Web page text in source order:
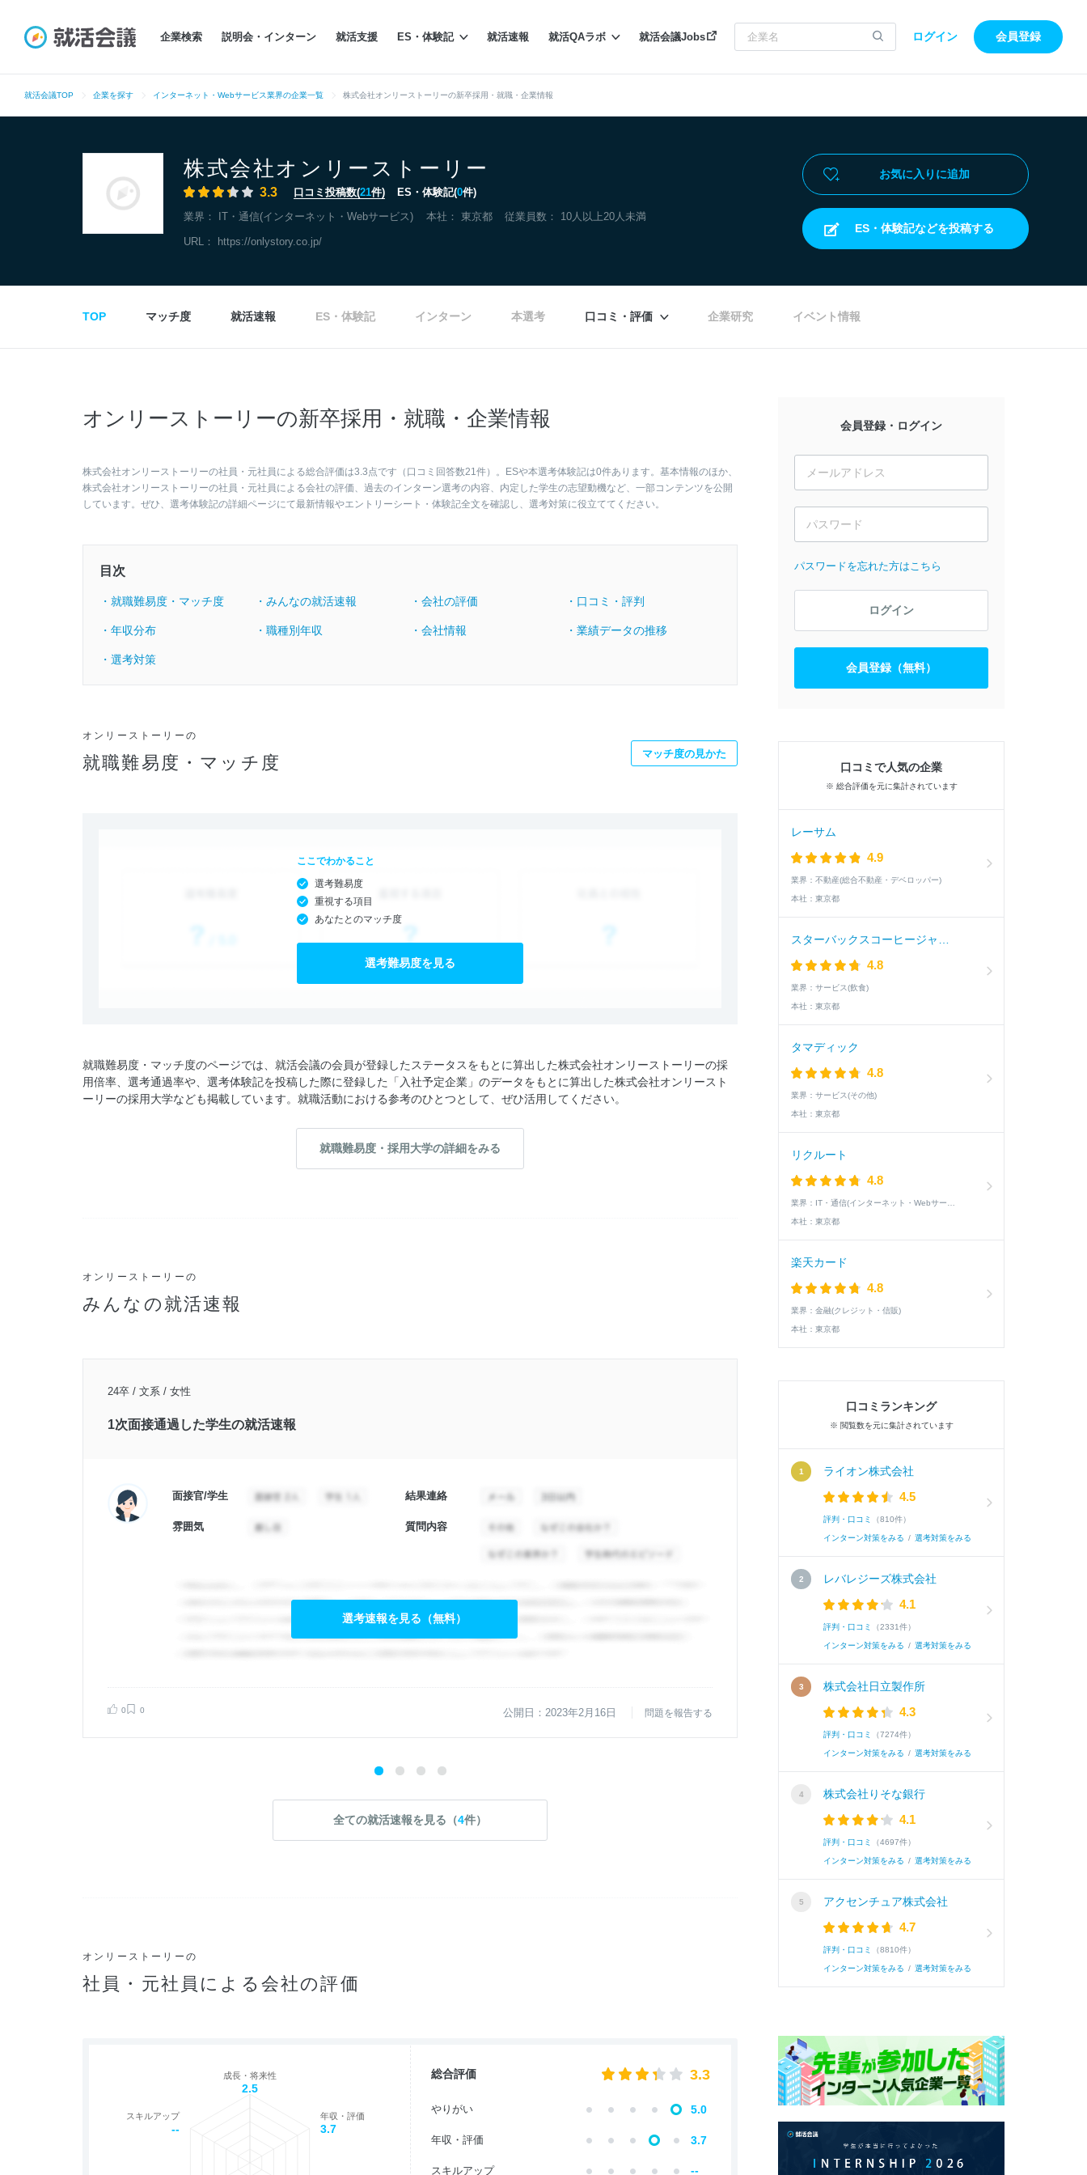
企業検索 説明会・インターン 就活支援 ES・体験記 就活速報 就活QAラボ 就活会議Jobs ログイン 会員登録
就活会議TOP 企業を探す インターネット・Webサービス業界の企業一覧 株式会社オンリーストーリーの新卒採用・就職・企業情報
株式会社オンリーストーリー
3.3 口コミ投稿数(21件) ES・体験記(0件)
業界： IT・通信(インターネット・Webサービス) 本社： 東京都 従業員数： 10人以上20人未満
URL： https://onlystory.co.jp/
お気に入りに追加
ES・体験記などを投稿する
TOP マッチ度 就活速報 ES・体験記 インターン 本選考 口コミ・評価 企業研究 イベント情報
オンリーストーリーの新卒採用・就職・企業情報
株式会社オンリーストーリーの社員・元社員による総合評価は3.3点です（口コミ回答数21件）。ESや本選考体験記は0件あります。基本情報のほか、
株式会社オンリーストーリーの社員・元社員による会社の評価、過去のインターン選考の内容、内定した学生の志望動機など、一部コンテンツを公開
しています。ぜひ、選考体験記の詳細ページにて最新情報やエントリーシート・体験記全文を確認し、選考対策に役立ててください。
目次
・就職難易度・マッチ度 ・みんなの就活速報 ・会社の評価 ・口コミ・評判
・年収分布 ・職種別年収 ・会社情報 ・業績データの推移
・選考対策
オンリーストーリーの
就職難易度・マッチ度 マッチ度の見かた
ここでわかること
選考難易度
重視する項目
あなたとのマッチ度
選考難易度を見る
就職難易度・マッチ度のページでは、就活会議の会員が登録したステータスをもとに算出した株式会社オンリーストーリーの採
用倍率、選考通過率や、選考体験記を投稿した際に登録した「入社予定企業」のデータをもとに算出した株式会社オンリースト
ーリーの採用大学なども掲載しています。就職活動における参考のひとつとして、ぜひ活用してください。
就職難易度・採用大学の詳細をみる
オンリーストーリーの
みんなの就活速報
24卒 / 文系 / 女性
1次面接通過した学生の就活速報
面接官/学生 結果連絡
雰囲気 質問内容
選考速報を見る（無料）
0 0 公開日：2023年2月16日 問題を報告する
1次面接通過した学生の就活速報
面接官/学生
雰囲気
0
全ての就活速報を見る（4件）
オンリーストーリーの
社員・元社員による会社の評価
成長・将来性
2.5
年収・評価
3.7
スキルアップ
--
総合評価 3.3
やりがい 5.0
年収・評価 3.7
スキルアップ --
会員登録・ログイン
パスワードを忘れた方はこちら
ログイン
会員登録（無料）
口コミで人気の企業
※ 総合評価を元に集計されています
レーサム
4.9
業界： 不動産(総合不動産・デベロッパー)
本社： 東京都
4.8
業界： サービス(飲食)
本社： 東京都
タマディック
4.8
業界： サービス(その他)
本社： 東京都
リクルート
4.8
業界：
本社： 東京都
楽天カード
4.8
業界： 金融(クレジット・信販)
本社： 東京都
口コミランキング
※ 閲覧数を元に集計されています
ライオン株式会社
4.5
評判・口コミ （810件）
インターン対策をみる / 選考対策をみる
レバレジーズ株式会社
4.1
評判・口コミ （2331件）
インターン対策をみる / 選考対策をみる
株式会社日立製作所
4.3
評判・口コミ （7274件）
インターン対策をみる / 選考対策をみる
株式会社りそな銀行
4.1
評判・口コミ （4697件）
インターン対策をみる / 選考対策をみる
アクセンチュア株式会社
4.7
評判・口コミ （8810件）
インターン対策をみる / 選考対策をみる